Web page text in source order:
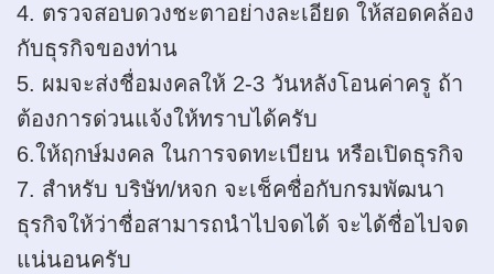
4. ตรวจสอบดวงชะตาอย่างละเอียด ให้สอดคล้อง
กับธุรกิจของท่าน
5. ผมจะส่งชื่อมงคลให้ 2-3 วันหลังโอนค่าครู ถ้า
ต้องการด่วนแจ้งให้ทราบได้ครับ
6.ให้ฤกษ์มงคล ในการจดทะเบียน หรือเปิดธุรกิจ
7. สำหรับ บริษัท/หจก จะเช็คชื่อกับกรมพัฒนา
ธุรกิจให้ว่าชื่อสามารถนำไปจดได้ จะได้ชื่อไปจด
แน่นอนครับ